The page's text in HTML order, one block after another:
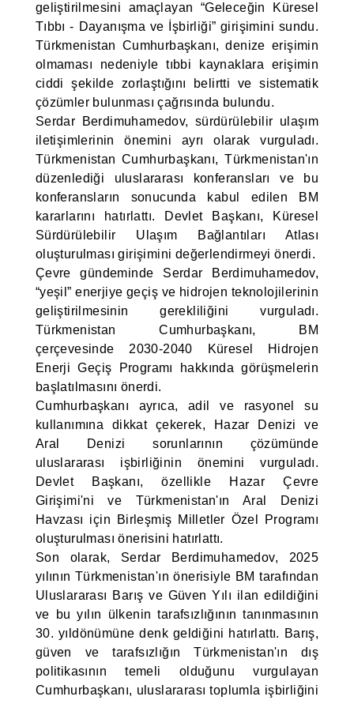
geliştirilmesini amaçlayan “Geleceğin Küresel
Tıbbı - Dayanışma ve İşbirliği” girişimini sundu.
Türkmenistan Cumhurbaşkanı, denize erişimin
olmaması nedeniyle tıbbi kaynaklara erişimin
ciddi şekilde zorlaştığını belirtti ve sistematik
çözümler bulunması çağrısında bulundu.
Serdar Berdimuhamedov, sürdürülebilir ulaşım
iletişimlerinin önemini ayrı olarak vurguladı.
Türkmenistan Cumhurbaşkanı, Türkmenistan'ın
düzenlediği uluslararası konferansları ve bu
konferansların sonucunda kabul edilen BM
kararlarını hatırlattı. Devlet Başkanı, Küresel
Sürdürülebilir Ulaşım Bağlantıları Atlası
oluşturulması girişimini değerlendirmeyi önerdi.
Çevre gündeminde Serdar Berdimuhamedov,
“yeşil” enerjiye geçiş ve hidrojen teknolojilerinin
geliştirilmesinin gerekliliğini vurguladı.
Türkmenistan Cumhurbaşkanı, BM
çerçevesinde 2030-2040 Küresel Hidrojen
Enerji Geçiş Programı hakkında görüşmelerin
başlatılmasını önerdi.
Cumhurbaşkanı ayrıca, adil ve rasyonel su
kullanımına dikkat çekerek, Hazar Denizi ve
Aral Denizi sorunlarının çözümünde
uluslararası işbirliğinin önemini vurguladı.
Devlet Başkanı, özellikle Hazar Çevre
Girişimi'ni ve Türkmenistan'ın Aral Denizi
Havzası için Birleşmiş Milletler Özel Programı
oluşturulması önerisini hatırlattı.
Son olarak, Serdar Berdimuhamedov, 2025
yılının Türkmenistan'ın önerisiyle BM tarafından
Uluslararası Barış ve Güven Yılı ilan edildiğini
ve bu yılın ülkenin tarafsızlığının tanınmasının
30. yıldönümüne denk geldiğini hatırlattı. Barış,
güven ve tarafsızlığın Türkmenistan'ın dış
politikasının temeli olduğunu vurgulayan
Cumhurbaşkanı, uluslararası toplumla işbirliğini